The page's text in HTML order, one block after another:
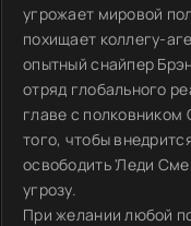
угрожает мировой
похищает коллегу-
опытный снайпер
отряд глобального
главе с полковником
того, чтобы
освободить 'Леди
угрозу.
При желании любой